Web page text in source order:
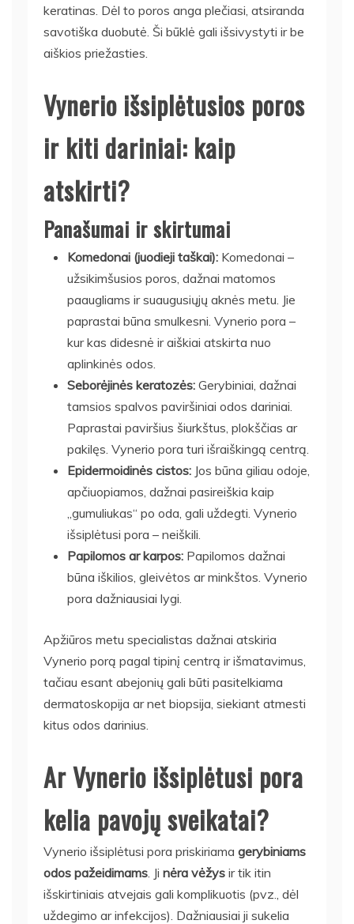
keratinas. Dėl to poros anga plečiasi, atsiranda
savotiška duobutė. Ši būklė gali išsivystyti ir be
aiškios priežasties.
Vynerio išsiplėtusios poros
ir kiti dariniai: kaip
atskirti?
Panašumai ir skirtumai
Komedonai (juodieji taškai): Komedonai –
užsikimšusios poros, dažnai matomos
paaugliams ir suaugusiųjų aknės metu. Jie
paprastai būna smulkesni. Vynerio pora –
kur kas didesnė ir aiškiai atskirta nuo
aplinkinės odos.
Seborėjinės keratozės: Gerybiniai, dažnai
tamsios spalvos paviršiniai odos dariniai.
Paprastai paviršius šiurkštus, plokščias ar
pakilęs. Vynerio pora turi išraiškingą centrą.
Epidermoidinės cistos: Jos būna giliau odoje,
apčiuopiamos, dažnai pasireiškia kaip
„gumuliukas“ po oda, gali uždegti. Vynerio
išsiplėtusi pora – neiškili.
Papilomos ar karpos: Papilomos dažnai
būna iškilios, gleivėtos ar minkštos. Vynerio
pora dažniausiai lygi.
Apžiūros metu specialistas dažnai atskiria
Vynerio porą pagal tipinį centrą ir išmatavimus,
tačiau esant abejonių gali būti pasitelkiama
dermatoskopija ar net biopsija, siekiant atmesti
kitus odos darinius.
Ar Vynerio išsiplėtusi pora
kelia pavojų sveikatai?
Vynerio išsiplėtusi pora priskiriama gerybiniams
odos pažeidimams . Ji nėra vėžys ir tik itin
išskirtiniais atvejais gali komplikuotis (pvz., dėl
uždegimo ar infekcijos). Dažniausiai ji sukelia